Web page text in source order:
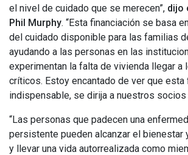
el nivel de cuidado que se merecen”, dijo
Phil Murphy. “Esta financiación se basa
del cuidado disponible para las familias
ayudando a las personas en las
experimentan la falta de vivienda llegar a
críticos. Estoy encantado de ver que esta
indispensable, se dirija a nuestros socios
“Las personas que padecen una
persistente pueden alcanzar el bienestar
y llevar una vida autorrealizada como